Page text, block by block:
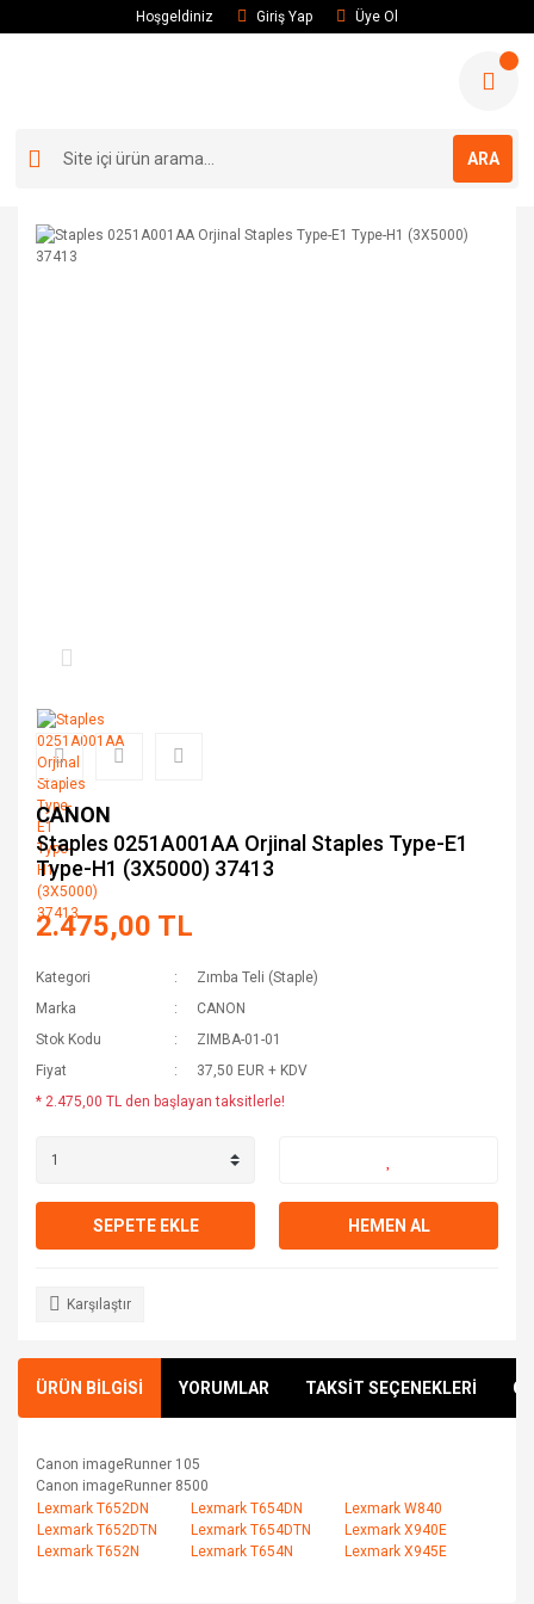
Hoşgeldiniz Giriş Yap Üye Ol
ARA
CANON
Staples 0251A001AA Orjinal Staples Type-E1
Type-H1 (3X5000) 37413
2.475,00 TL
Kategori
Zımba Teli (Staple)
Marka
CANON
Stok Kodu
ZIMBA-01-01
Fiyat
37,50 EUR + KDV
* 2.475,00 TL den başlayan taksitlerle!
SEPETE EKLE HEMEN AL
Karşılaştır
ÜRÜN BİLGİSİ YORUMLAR TAKSİT SEÇENEKLERİ
Canon imageRunner 105
Canon imageRunner 8500
Lexmark T652DN
Lexmark T652DTN
Lexmark T652N
Lexmark T654DN
Lexmark T654DTN
Lexmark T654N
Lexmark W840
Lexmark X940E
Lexmark X945E